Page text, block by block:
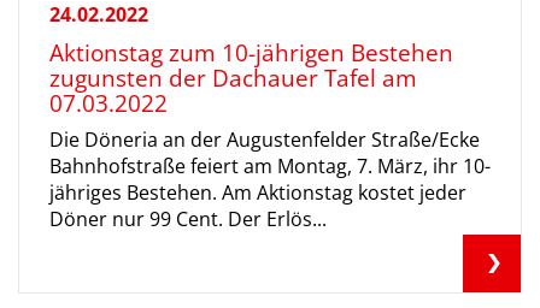
24.02.2022
Aktionstag zum 10-jährigen Bestehen
zugunsten der Dachauer Tafel am
07.03.2022
Die Döneria an der Augustenfelder Straße/Ecke
Bahnhofstraße feiert am Montag, 7. März, ihr 10-
jähriges Bestehen. Am Aktionstag kostet jeder
Döner nur 99 Cent. Der Erlös...